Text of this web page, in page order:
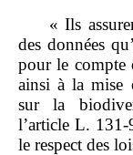
« Ils
des données
pour le compte
ainsi à la mise
sur la
l’article L.
le respect des